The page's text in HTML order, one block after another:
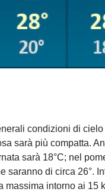
condizioni di
sarà più compatta.
sarà 18°C; nel
saranno di circa 26°.
intorno ai 15